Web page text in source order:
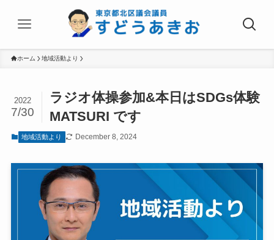
ホーム 地域活動より
ラジオ体操参加&本日はSDGs体験
MATSURI です
2022
7/30
地域活動より December 8, 2024